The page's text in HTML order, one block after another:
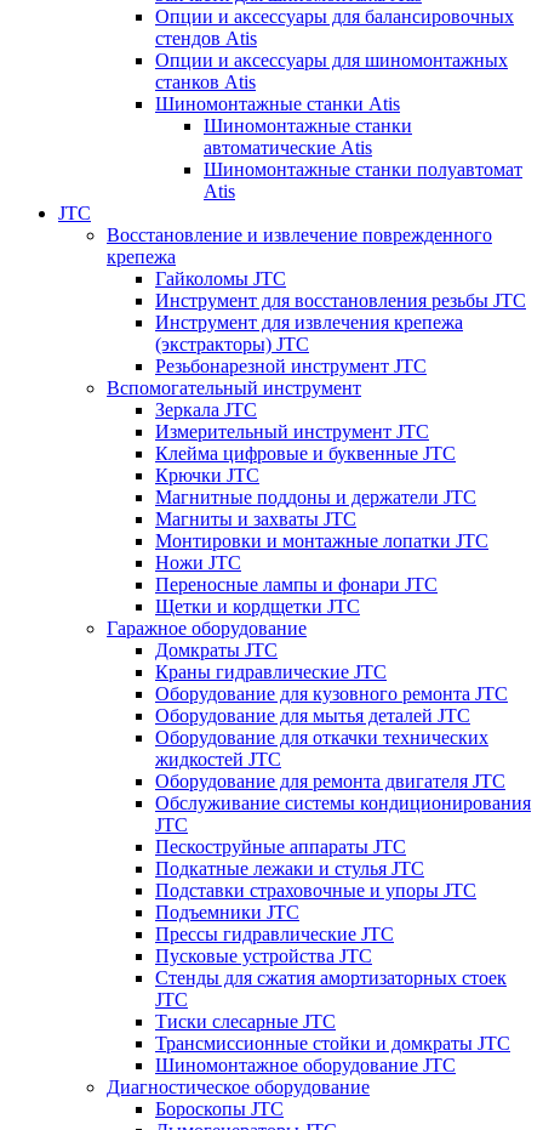
Опции и аксессуары для балансировочных
стендов Atis
Опции и аксессуары для шиномонтажных
станков Atis
Шиномонтажные станки Atis
Шиномонтажные станки
автоматические Atis
Шиномонтажные станки полуавтомат
Atis
JTC
Восстановление и извлечение поврежденного
крепежа
Гайколомы JTC
Инструмент для восстановления резьбы JTC
Инструмент для извлечения крепежа
(экстракторы) JTC
Резьбонарезной инструмент JTC
Вспомогательный инструмент
Зеркала JTC
Измерительный инструмент JTC
Клейма цифровые и буквенные JTC
Крючки JTC
Магнитные поддоны и держатели JTC
Магниты и захваты JTC
Монтировки и монтажные лопатки JTC
Ножи JTC
Переносные лампы и фонари JTC
Щетки и кордщетки JTC
Гаражное оборудование
Домкраты JTC
Краны гидравлические JTC
Оборудование для кузовного ремонта JTC
Оборудование для мытья деталей JTC
Оборудование для откачки технических
жидкостей JTC
Оборудование для ремонта двигателя JTC
Обслуживание системы кондиционирования
JTC
Пескоструйные аппараты JTC
Подкатные лежаки и стулья JTC
Подставки страховочные и упоры JTC
Подъемники JTC
Прессы гидравлические JTC
Пусковые устройства JTC
Стенды для сжатия амортизаторных стоек
JTC
Тиски слесарные JTC
Трансмиссионные стойки и домкраты JTC
Шиномонтажное оборудование JTC
Диагностическое оборудование
Бороскопы JTC